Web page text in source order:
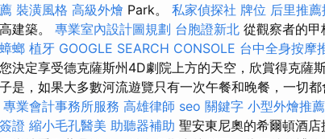
裝潢風格 高級外燴 Park。 私家偵探社 牌位 后里推
建築。 專業室內設計圖規劃 台胞證新北 從觀察者的甲
螂 植牙 GOOGLE SEARCH CONSOLE 台中全身按摩
決定享受德克薩斯州4D劇院上方的天空，欣賞得克薩
是，如果大多數河流遊覽只有一次午餐和晚餐，一切都
專業會計事務所服務 高雄律師 seo 關鍵字 小型外燴推薦
證 縮小毛孔醫美 助聽器補助 聖安東尼奧的希爾頓酒